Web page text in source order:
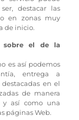
destacar las
en zonas muy
de inicio.
sobre el de la
es así podemos
entrega a
en el
de manera
y así como una
páginas Web.